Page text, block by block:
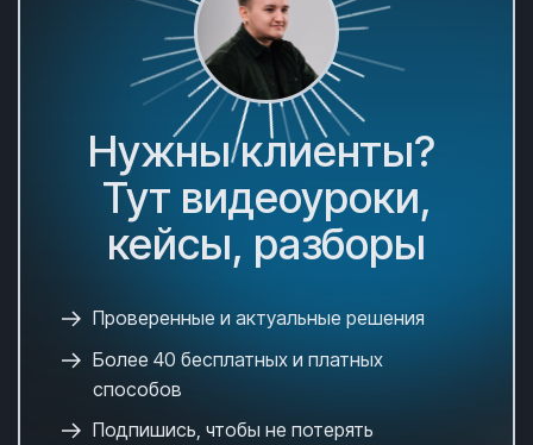
Нужны клиенты?
Тут видеоуроки,
кейсы, разборы
Проверенные и актуальные решения
Более 40 бесплатных и платных
способов
Подпишись, чтобы не потерять